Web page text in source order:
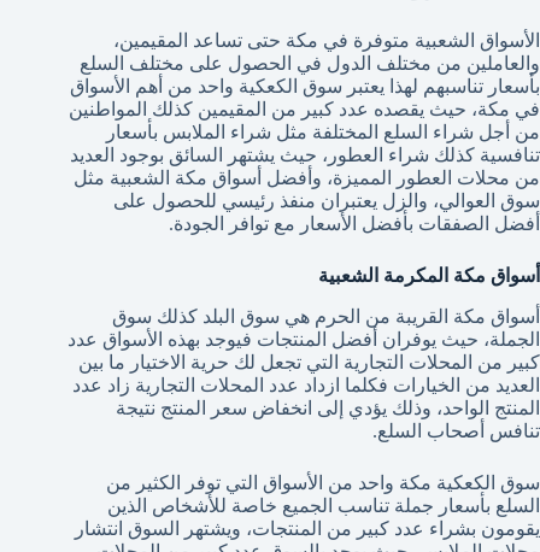
الأسواق الشعبية متوفرة في مكة حتى تساعد المقيمين،
والعاملين من مختلف الدول في الحصول على مختلف السلع
بأسعار تناسبهم لهذا يعتبر سوق الكعكية واحد من أهم الأسواق
في مكة، حيث يقصده عدد كبير من المقيمين كذلك المواطنين
من أجل شراء السلع المختلفة مثل شراء الملابس بأسعار
تنافسية كذلك شراء العطور، حيث يشتهر السائق بوجود العديد
من محلات العطور المميزة، وأفضل أسواق مكة الشعبية مثل
سوق العوالي، والزل يعتبران منفذ رئيسي للحصول على
أفضل الصفقات بأفضل الأسعار مع توافر الجودة.
أسواق مكة المكرمة الشعبية
أسواق مكة القريبة من الحرم هي سوق البلد كذلك سوق
الجملة، حيث يوفران أفضل المنتجات فيوجد بهذه الأسواق عدد
كبير من المحلات التجارية التي تجعل لك حرية الاختيار ما بين
العديد من الخيارات فكلما ازداد عدد المحلات التجارية زاد عدد
المنتج الواحد، وذلك يؤدي إلى انخفاض سعر المنتج نتيجة
تنافس أصحاب السلع.
سوق الكعكية مكة واحد من الأسواق التي توفر الكثير من
السلع بأسعار جملة تناسب الجميع خاصة للأشخاص الذين
يقومون بشراء عدد كبير من المنتجات، ويشتهر السوق انتشار